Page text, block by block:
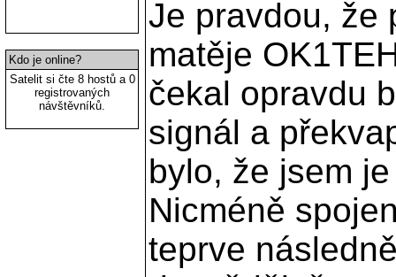
Kdo je online?
chcete poslechnout
položený na TCVR
"Single
Body
Komentáře